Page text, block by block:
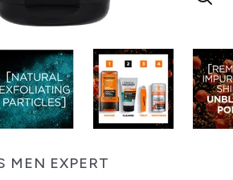
MEN EXPERT